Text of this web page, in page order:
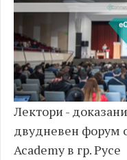
Лектори -
двудневен форум
Academy в гр. Русе